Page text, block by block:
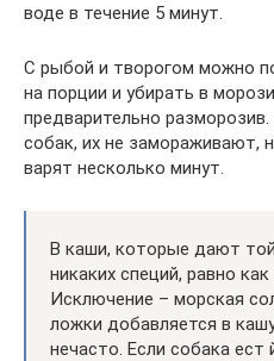
воде в течение 5 минут.
С рыбой и творогом можно
на порции и убирать в
предварительно
собак, их не замораживают,
варят несколько минут.
В каши, которые дают
никаких специй, равно
Исключение – морская
ложки добавляется в
нечасто. Если собака ест